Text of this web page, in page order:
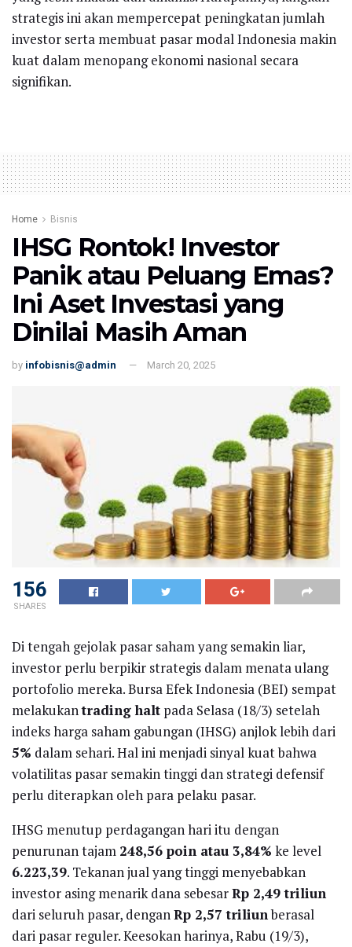
strategis ini akan mempercepat peningkatan jumlah
investor serta membuat pasar modal Indonesia makin
kuat dalam menopang ekonomi nasional secara
signifikan.
Home Bisnis
IHSG Rontok! Investor
Panik atau Peluang Emas?
Ini Aset Investasi yang
Dinilai Masih Aman
by infobisnis@admin March 20, 2025
156
SHARES
Di tengah gejolak pasar saham yang semakin liar,
investor perlu berpikir strategis dalam menata ulang
portofolio mereka. Bursa Efek Indonesia (BEI) sempat
melakukantrading halt pada Selasa (18/3) setelah
indeks harga saham gabungan (IHSG) anjlok lebih dari
5% dalam sehari. Hal ini menjadi sinyal kuat bahwa
volatilitas pasar semakin tinggi dan strategi defensif
perlu diterapkan oleh para pelaku pasar.
IHSG menutup perdagangan hari itu dengan
penurunan tajam 248,56 poin atau 3,84% ke level
6.223,39. Tekanan jual yang tinggi menyebabkan
investor asing menarik dana sebesarRp 2,49 triliun
dari seluruh pasar, denganRp 2,57 triliunberasal
dari pasar reguler. Keesokan harinya, Rabu (19/3),